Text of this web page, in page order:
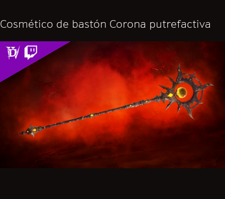
Cosmético de bastón Corona putrefactiva